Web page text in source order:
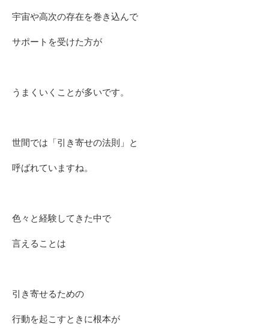
宇宙や高次の存在を巻き込んで
サポートを受けた方が
うまくいくことが多いです。
世間では「引き寄せの法則」と
呼ばれていますね。
色々と経験してきた中で
言えることは
引き寄せるための
行動を起こすときに根本が